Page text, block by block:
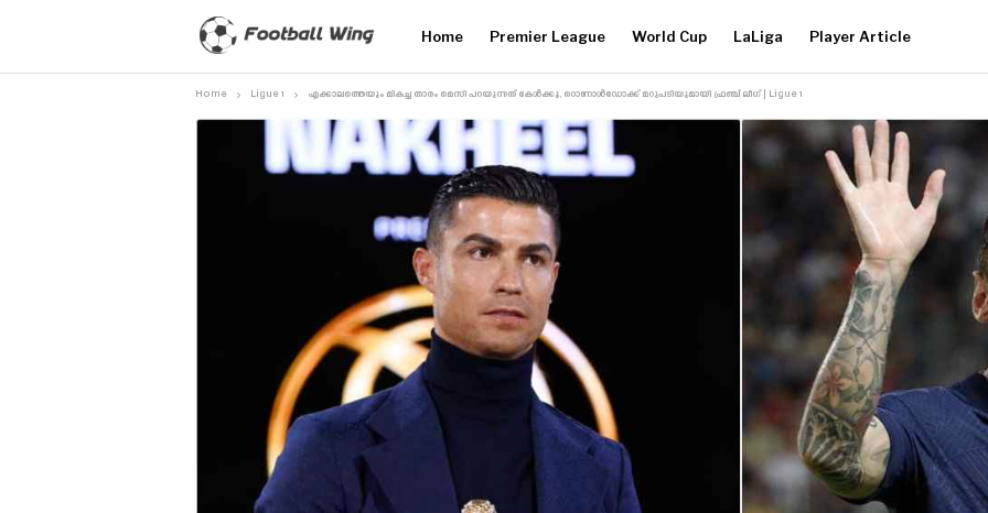
Home Premier League World Cup LaLiga Player Article
Home Ligue 1 എക്കാലത്തെയും മികച്ച താരം മെസി പറയുന്നത് കേൾക്കൂ, റൊണാൾഡോക്ക് മറുപടിയുമായി ഫ്രഞ്ച് ലീഗ് | Ligue 1